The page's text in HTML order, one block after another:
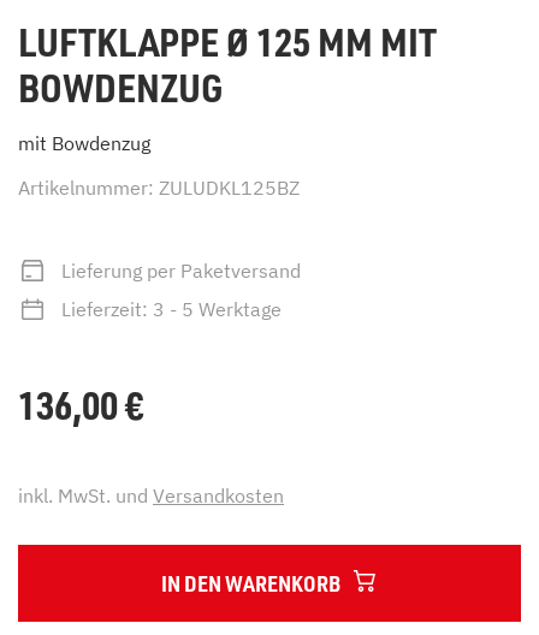
LUFTKLAPPE Ø 125 MM MIT
BOWDENZUG
mit Bowdenzug
Artikelnummer: ZULUDKL125BZ
Lieferung per Paketversand
Lieferzeit: 3 - 5 Werktage
136,00€
inkl. MwSt. und Versandkosten
IN DEN WARENKORB